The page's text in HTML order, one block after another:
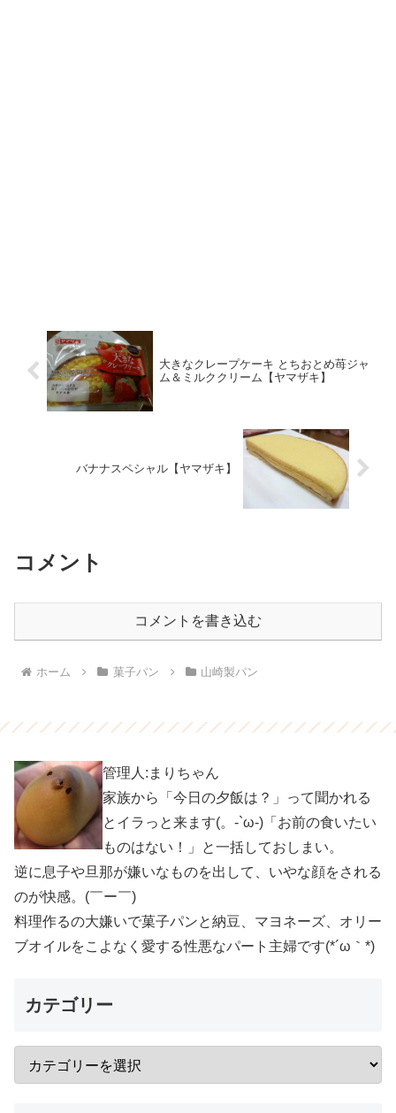
大きなクレープケーキ とちおとめ苺ジャ
ム＆ミルククリーム【ヤマザキ】
バナナスペシャル【ヤマザキ】
コメント
コメントを書き込む
ホーム 菓子パン 山崎製パン
管理人:まりちゃん
家族から「今日の夕飯は？」って聞かれる
とイラっと来ます(。-`ω-)「お前の食いたい
ものはない！」と一括しておしまい。
逆に息子や旦那が嫌いなものを出して、いやな顔をされる
のが快感。(￣ー￣)
料理作るの大嫌いで菓子パンと納豆、マヨネーズ、オリー
ブオイルをこよなく愛する性悪なパート主婦です(*´ω｀*)
カテゴリー